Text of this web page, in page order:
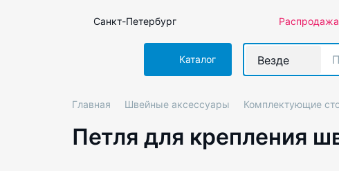
Санкт-Петербург Распродажа
Каталог Везде
Главная Швейные аксессуары Комплектующие
Петля для крепления